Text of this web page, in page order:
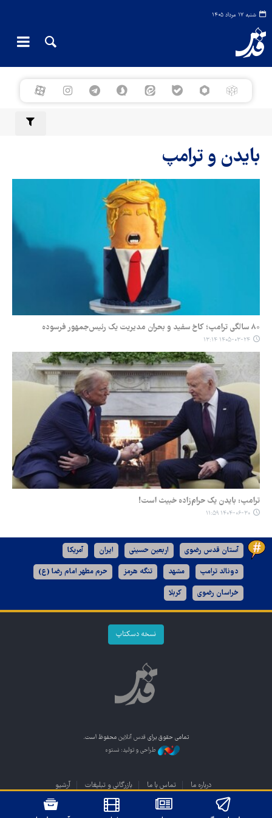
شنبه ۱۷ مرداد ۱۴۰۵
بایدن و ترامپ
۸۰ سالگی ترامپ؛ کاخ سفید و بحران مدیریت یک رئیس‌جمهور فرسوده
۱۴۰۵-۰۳-۲۴ ۱۳:۱۴
ترامپ: بایدن یک حرام‌زاده خبیث است!
۱۴۰۴-۰۶-۳۰ ۱۱:۵۹
آستان قدس رضوی اربعین حسینی ایران آمریکا
دونالد ترامپ مشهد تنگه هرمز حرم مطهر امام رضا (ع)
خراسان رضوی کربلا
نسخه دسکتاپ
تمامی حقوق برای قدس آنلاین محفوظ است.
طراحی و تولید: نستوه
درباره ما تماس با ما بازرگانی و تبلیغات آرشیو